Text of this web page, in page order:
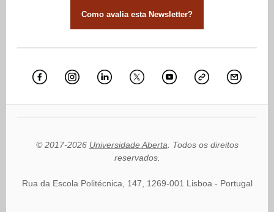
Como avalia esta Newsletter?
© 2017-2026 Universidade Aberta . Todos os direitos
reservados.
Rua da Escola Politécnica, 147, 1269-001 Lisboa - Portugal